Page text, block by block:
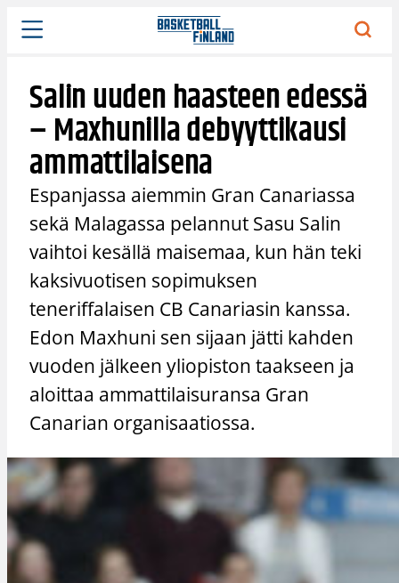
Siirry
sisältöön
Salin uuden haasteen edessä
– Maxhunilla debyyttikausi
ammattilaisena
Espanjassa aiemmin Gran Canariassa
sekä Malagassa pelannut Sasu Salin
vaihtoi kesällä maisemaa, kun hän teki
kaksivuotisen sopimuksen
teneriffalaisen CB Canariasin kanssa.
Edon Maxhuni sen sijaan jätti kahden
vuoden jälkeen yliopiston taakseen ja
aloittaa ammattilaisuransa Gran
Canarian organisaatiossa.